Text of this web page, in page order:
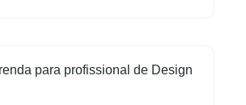
para profissional de Design